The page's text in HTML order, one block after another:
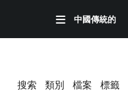
中國傳統的
搜索 類別 檔案 標籤